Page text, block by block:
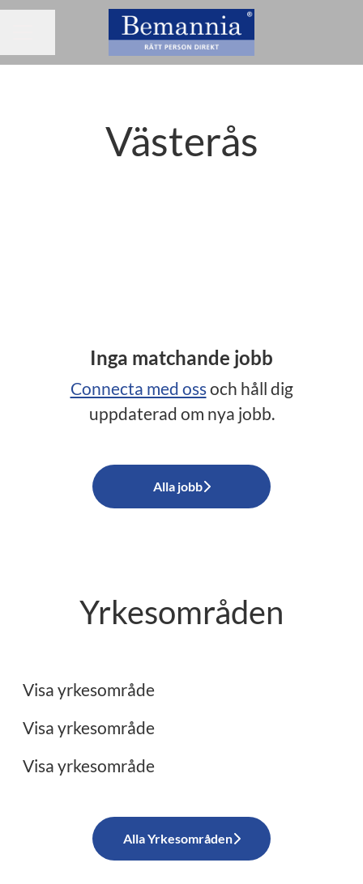
Västerås
Inga matchande jobb
Connecta med ossoch håll dig
uppdaterad om nya jobb.
Alla jobb
Yrkesområden
Visa yrkesområde
Visa yrkesområde
Visa yrkesområde
Alla Yrkesområden